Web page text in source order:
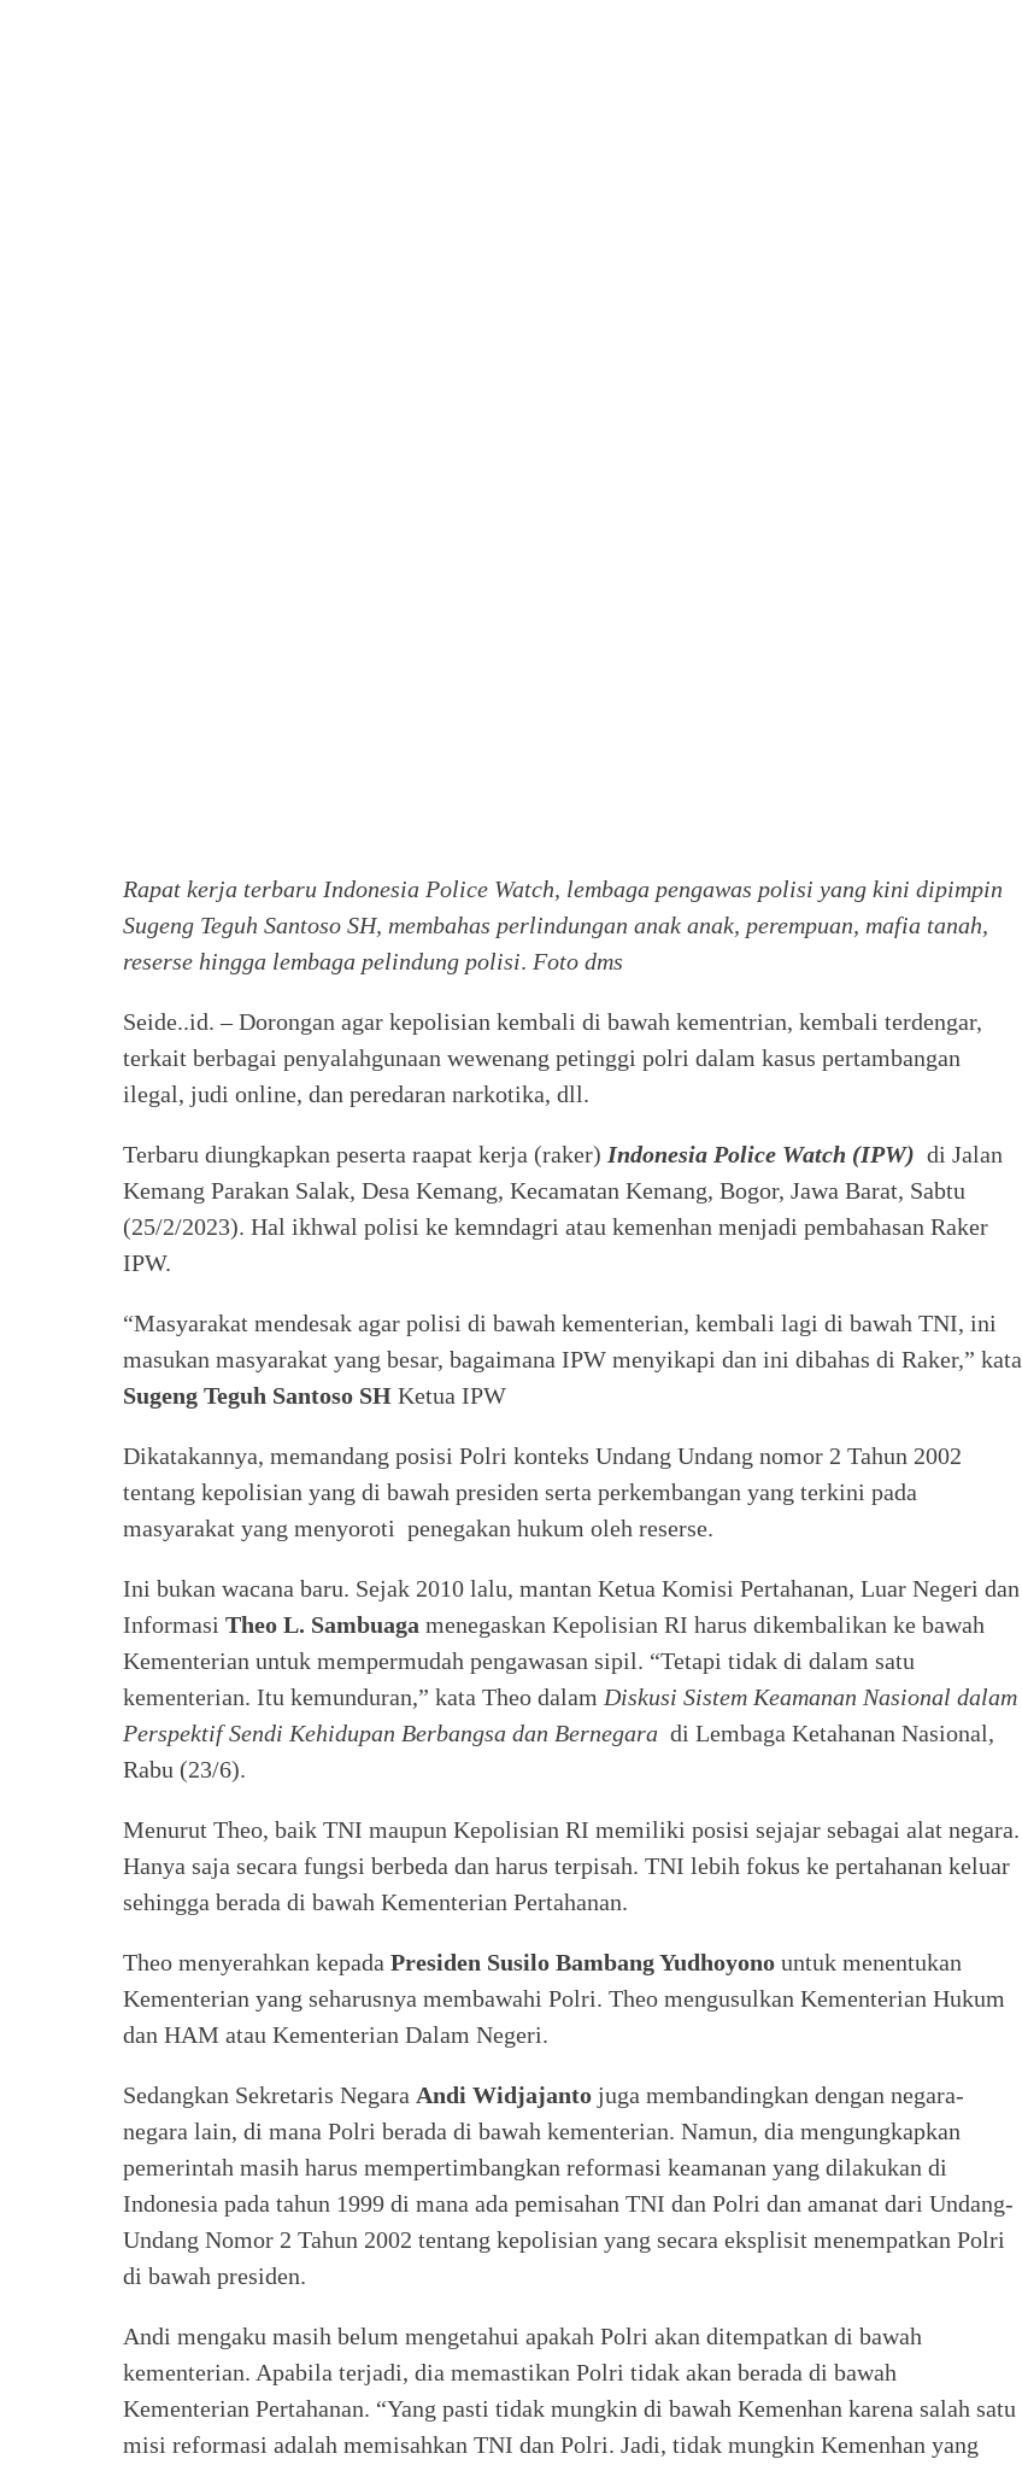
Rapat kerja terbaru Indonesia Police Watch, lembaga pengawas polisi yang kini dipimpin
Sugeng Teguh Santoso SH, membahas perlindungan anak anak, perempuan, mafia tanah,
reserse hingga lembaga pelindung polisi. Foto dms
Seide..id. – Dorongan agar kepolisian kembali di bawah kementrian, kembali terdengar,
terkait berbagai penyalahgunaan wewenang petinggi polri dalam kasus pertambangan
ilegal, judi online, dan peredaran narkotika, dll.
Terbaru diungkapkan peserta raapat kerja (raker) Indonesia Police Watch (IPW) di Jalan
Kemang Parakan Salak, Desa Kemang, Kecamatan Kemang, Bogor, Jawa Barat, Sabtu
(25/2/2023). Hal ikhwal polisi ke kemndagri atau kemenhan menjadi pembahasan Raker
IPW.
“Masyarakat mendesak agar polisi di bawah kementerian, kembali lagi di bawah TNI, ini
masukan masyarakat yang besar, bagaimana IPW menyikapi dan ini dibahas di Raker,” kata
Sugeng Teguh Santoso SH Ketua IPW
Dikatakannya, memandang posisi Polri konteks Undang Undang nomor 2 Tahun 2002
tentang kepolisian yang di bawah presiden serta perkembangan yang terkini pada
masyarakat yang menyoroti penegakan hukum oleh reserse.
Ini bukan wacana baru. Sejak 2010 lalu, mantan Ketua Komisi Pertahanan, Luar Negeri dan
Informasi Theo L. Sambuaga menegaskan Kepolisian RI harus dikembalikan ke bawah
Kementerian untuk mempermudah pengawasan sipil. “Tetapi tidak di dalam satu
kementerian. Itu kemunduran,” kata Theo dalam Diskusi Sistem Keamanan Nasional dalam
Perspektif Sendi Kehidupan Berbangsa dan Bernegara di Lembaga Ketahanan Nasional,
Rabu (23/6).
Menurut Theo, baik TNI maupun Kepolisian RI memiliki posisi sejajar sebagai alat negara.
Hanya saja secara fungsi berbeda dan harus terpisah. TNI lebih fokus ke pertahanan keluar
sehingga berada di bawah Kementerian Pertahanan.
Theo menyerahkan kepada Presiden Susilo Bambang Yudhoyono untuk menentukan
Kementerian yang seharusnya membawahi Polri. Theo mengusulkan Kementerian Hukum
dan HAM atau Kementerian Dalam Negeri.
Sedangkan Sekretaris Negara Andi Widjajanto juga membandingkan dengan negara-
negara lain, di mana Polri berada di bawah kementerian. Namun, dia mengungkapkan
pemerintah masih harus mempertimbangkan reformasi keamanan yang dilakukan di
Indonesia pada tahun 1999 di mana ada pemisahan TNI dan Polri dan amanat dari Undang-
Undang Nomor 2 Tahun 2002 tentang kepolisian yang secara eksplisit menempatkan Polri
di bawah presiden.
Andi mengaku masih belum mengetahui apakah Polri akan ditempatkan di bawah
kementerian. Apabila terjadi, dia memastikan Polri tidak akan berada di bawah
Kementerian Pertahanan. “Yang pasti tidak mungkin di bawah Kemenhan karena salah satu
misi reformasi adalah memisahkan TNI dan Polri. Jadi, tidak mungkin Kemenhan yang